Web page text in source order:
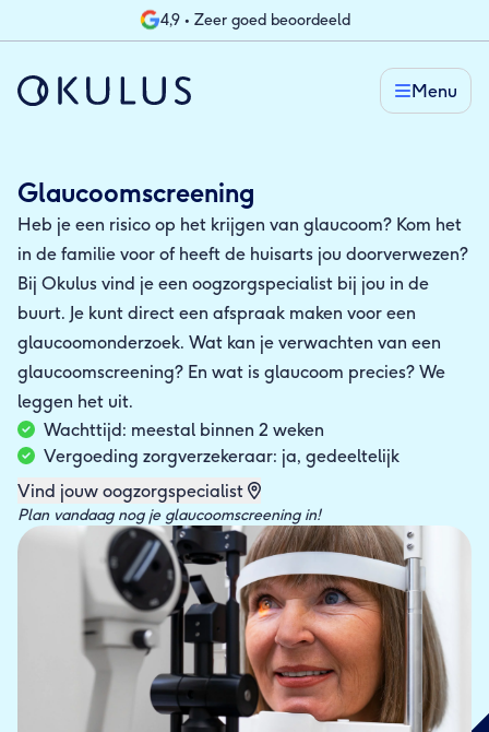
4,9 • Zeer goed beoordeeld
Menu
Glaucoomscreening
Heb je een risico op het krijgen van glaucoom? Kom het
in de familie voor of heeft de huisarts jou doorverwezen?
Bij Okulus vind je een oogzorgspecialist bij jou in de
buurt. Je kunt direct een afspraak maken voor een
glaucoomonderzoek. Wat kan je verwachten van een
glaucoomscreening? En wat is glaucoom precies? We
leggen het uit.
Wachttijd: meestal binnen 2 weken
Vergoeding zorgverzekeraar: ja, gedeeltelijk
Vind jouw oogzorgspecialist
Plan vandaag nog je glaucoomscreening in!